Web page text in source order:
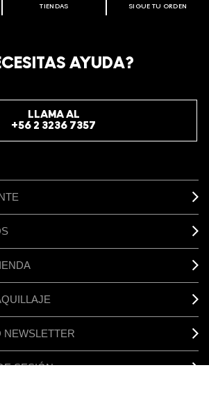
A M·A·C COSMETICS
PARA RECIBIR INFORMACIÓN
TIENDAS SIGUE TU ORDEN
AYUDA?
LLAMA AL
+56 2 3236 7357
NEWSLETTER
SESIÓN